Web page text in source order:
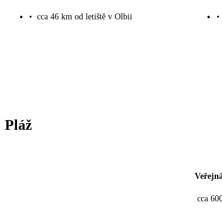
• cca 46 km od letiště v Olbii •
Pláž
cca